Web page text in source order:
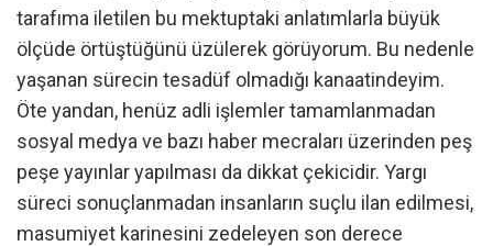
tarafıma iletilen bu mektuptaki anlatımlarla büyük
ölçüde örtüştüğünü üzülerek görüyorum. Bu nedenle
yaşanan sürecin tesadüf olmadığı kanaatindeyim.
Öte yandan, henüz adli işlemler tamamlanmadan
sosyal medya ve bazı haber mecraları üzerinden peş
peşe yayınlar yapılması da dikkat çekicidir. Yargı
süreci sonuçlanmadan insanların suçlu ilan edilmesi,
masumiyet karinesini zedeleyen son derece